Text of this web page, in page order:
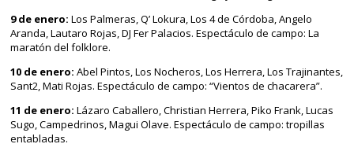
9 de enero: Los Palmeras, Q’ Lokura, Los 4 de Córdoba, Angelo
Aranda, Lautaro Rojas, DJ Fer Palacios. Espectáculo de campo: La
maratón del folklore.
10 de enero: Abel Pintos, Los Nocheros, Los Herrera, Los Trajinantes,
Sant2, Mati Rojas. Espectáculo de campo: “Vientos de chacarera”.
11 de enero: Lázaro Caballero, Christian Herrera, Piko Frank, Lucas
Sugo, Campedrinos, Magui Olave. Espectáculo de campo: tropillas
entabladas.